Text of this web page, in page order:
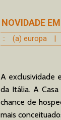
NOVIDADE
:: (a) europa |
A exclusividade
da Itália. A
chance de
mais